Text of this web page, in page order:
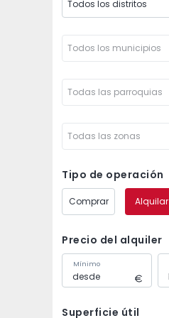
Todos los distritos
Todos los municipios
Todas las parroquias
Todas las zonas
Tipo de operación
Comprar Alquilar
Precio del alquiler
Mínimo
Superficie útil